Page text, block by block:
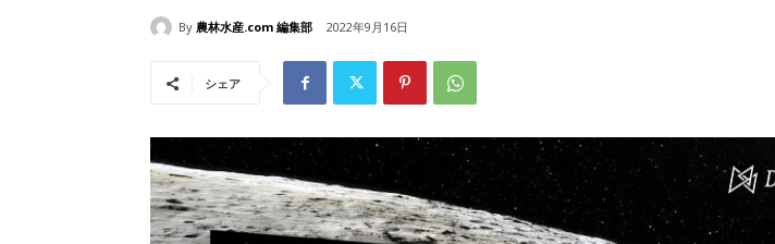
By 農林水産.com 編集部 2022年9月16日
シェア